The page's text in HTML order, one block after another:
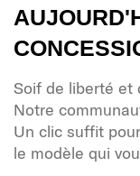
Soif de liberté et
Notre
Un clic suffit
le modèle qui